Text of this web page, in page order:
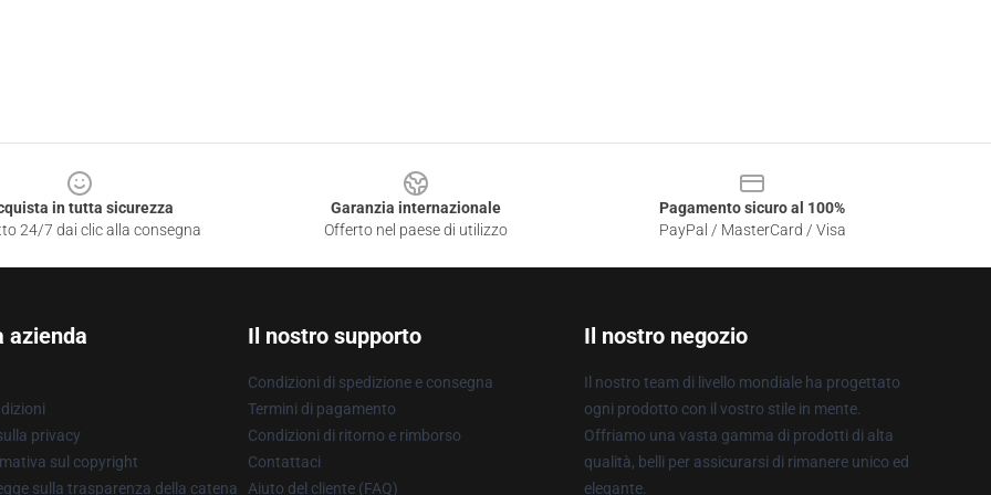
in tutta sicurezza
24/7 dai clic alla consegna
Garanzia internazionale
Offerto nel paese di utilizzo
Pagamento sicuro al 100%
PayPal / MasterCard / Visa
azienda
privacy
sul copyright
sulla trasparenza della catena
Il nostro supporto
Condizioni di spedizione e consegna
Termini di pagamento
Condizioni di ritorno e rimborso
Contattaci
Aiuto del cliente (FAQ)
Il nostro negozio
Il nostro team di livello mondiale ha progettato
ogni prodotto con il vostro stile in mente.
Offriamo una vasta gamma di prodotti di alta
qualità, belli per assicurarsi di rimanere unico ed
elegante.